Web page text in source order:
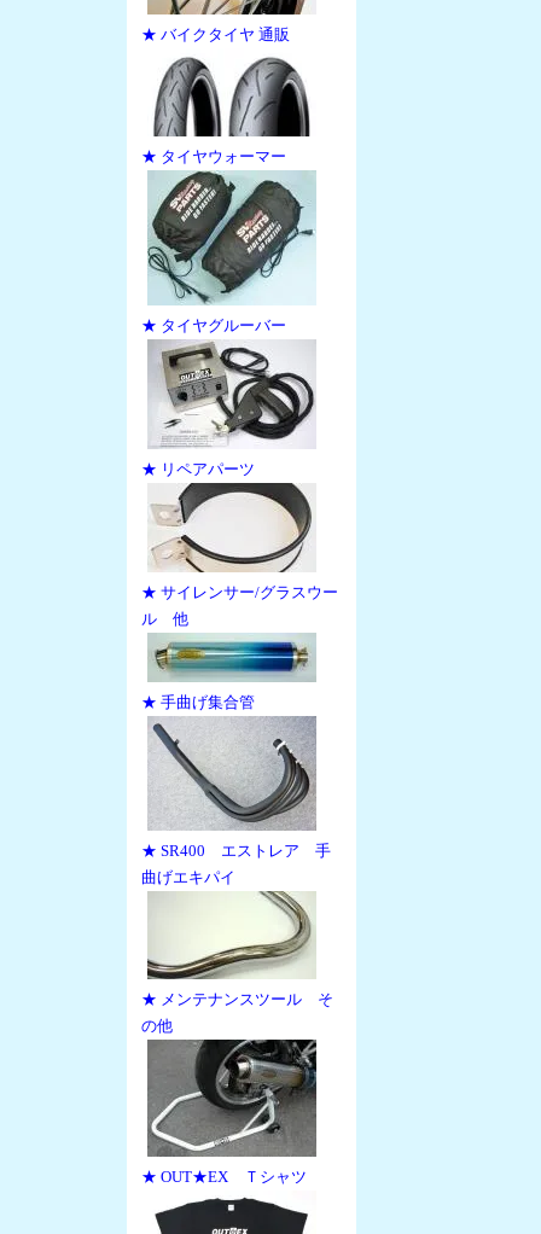
★ バイクタイヤ 通販
★ タイヤウォーマー
★ タイヤグルーバー
★ リペアパーツ
★ サイレンサー/グラスウー
ル 他
★ 手曲げ集合管
★ SR400 エストレア 手
曲げエキパイ
★ メンテナンスツール そ
の他
★ OUT★EX Ｔシャツ